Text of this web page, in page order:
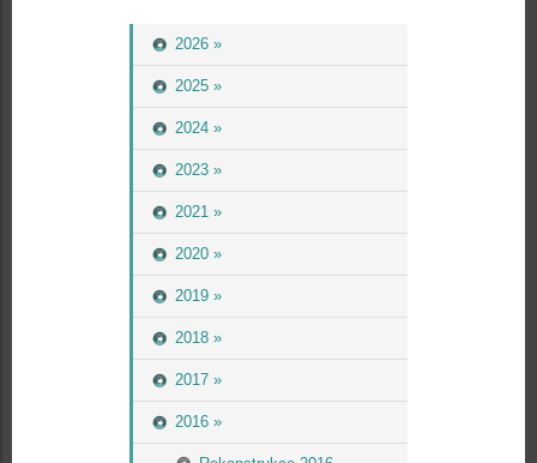
2026 »
2025 »
2024 »
2023 »
2021 »
2020 »
2019 »
2018 »
2017 »
2016 »